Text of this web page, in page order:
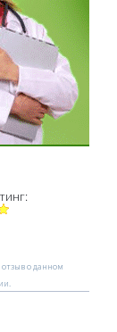
о данном